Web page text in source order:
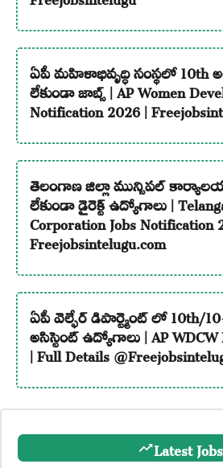
ఏపీ మహిళాభివృద్ధి సంస్థలో 10th
లేకుండా జాబ్స్ | AP Women
Notification 2026 |
తెలంగాణ జిల్లా మున్సిపల్
లేకుండా డైరెక్ట్ ఉద్యోగాలు |
Corporation Jobs Notification
Freejobsintelugu.com
ఏపీ వెల్ఫేర్ డిపార్ట్మెంట్ లో 10th/
అసిస్టెంట్ ఉద్యోగాలు | AP
| Full Details
Latest Jobs